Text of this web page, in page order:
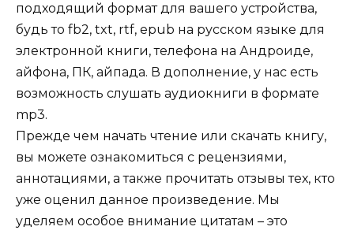
подходящий формат для вашего устройства,
будь то fb2, txt, rtf, epub на русском языке для
электронной книги, телефона на Андроиде,
айфона, ПК, айпада. В дополнение, у нас есть
возможность слушать аудиокниги в формате
mp3.
Прежде чем начать чтение или скачать книгу,
вы можете ознакомиться с рецензиями,
аннотациями, а также прочитать отзывы тех, кто
уже оценил данное произведение. Мы
уделяем особое внимание цитатам – это